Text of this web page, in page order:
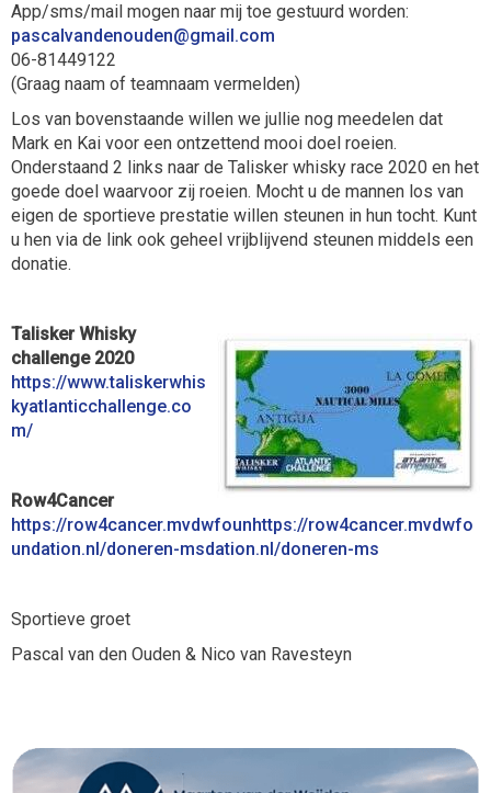
App/sms/mail mogen naar mij toe gestuurd worden:
neduonednavlacsap@gmail.com
06-81449122
(Graag naam of teamnaam vermelden)
Los van bovenstaande willen we jullie nog meedelen dat
Mark en Kai voor een ontzettend mooi doel roeien.
Onderstaand 2 links naar de Talisker whisky race 2020 en het
goede doel waarvoor zij roeien. Mocht u de mannen los van
eigen de sportieve prestatie willen steunen in hun tocht. Kunt
u hen via de link ook geheel vrijblijvend steunen middels een
donatie.
Talisker Whisky
challenge 2020
https://www.taliskerwhis
kyatlanticchallenge.co
m/
Row4Cancer
https://row4cancer.mvdwfounhttps://row4cancer.mvdwfo
undation.nl/doneren-msdation.nl/doneren-ms
Sportieve groet
Pascal van den Ouden & Nico van Ravesteyn